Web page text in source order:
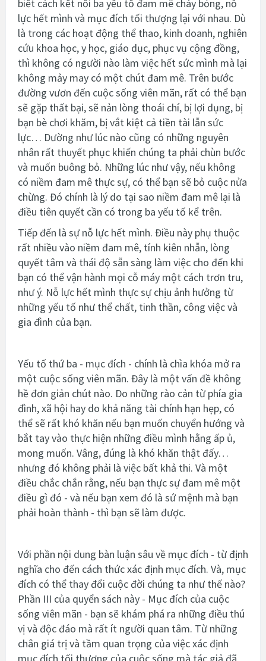
biết cách kết nối ba yếu tố đam mê cháy bỏng, nỗ
lực hết mình và mục đích tối thượng lại với nhau. Dù
là trong các hoạt động thể thao, kinh doanh, nghiên
cứu khoa học, y học, giáo dục, phục vụ cộng đồng,
thì không có người nào làm việc hết sức mình mà lại
không mảy may có một chút đam mê. Trên bước
đường vươn đến cuộc sống viên mãn, rất có thể bạn
sẽ gặp thất bại, sẽ nản lòng thoái chí, bị lợi dụng, bị
bạn bè chơi khăm, bị vắt kiệt cả tiền tài lẫn sức
lực… Dường như lúc nào cũng có những nguyên
nhân rất thuyết phục khiến chúng ta phải chùn bước
và muốn buông bỏ. Những lúc như vậy, nếu không
có niềm đam mê thực sự, có thể bạn sẽ bỏ cuộc nửa
chừng. Đó chính là lý do tại sao niềm đam mê lại là
điều tiên quyết cần có trong ba yếu tố kể trên.
Tiếp đến là sự nỗ lực hết mình. Điều này phụ thuộc
rất nhiều vào niềm đam mê, tính kiên nhẫn, lòng
quyết tâm và thái độ sẵn sàng làm việc cho đến khi
bạn có thể vận hành mọi cỗ máy một cách trơn tru,
như ý. Nỗ lực hết mình thực sự chịu ảnh hưởng từ
những yếu tố như thể chất, tinh thần, công việc và
gia đình của bạn.
Yếu tố thứ ba - mục đích - chính là chìa khóa mở ra
một cuộc sống viên mãn. Đây là một vấn đề không
hề đơn giản chút nào. Do những rào cản từ phía gia
đình, xã hội hay do khả năng tài chính hạn hẹp, có
thể sẽ rất khó khăn nếu bạn muốn chuyển hướng và
bắt tay vào thực hiện những điều mình hằng ấp ủ,
mong muốn. Vâng, đúng là khó khăn thật đấy…
nhưng đó không phải là việc bất khả thi. Và một
điều chắc chắn rằng, nếu bạn thực sự đam mê một
điều gì đó - và nếu bạn xem đó là sứ mệnh mà bạn
phải hoàn thành - thì bạn sẽ làm được.
Với phần nội dung bàn luận sâu về mục đích - từ định
nghĩa cho đến cách thức xác định mục đích. Và, mục
đích có thể thay đổi cuộc đời chúng ta như thế nào?
Phần III của quyển sách này - Mục đích của cuộc
sống viên mãn - bạn sẽ khám phá ra những điều thú
vị và độc đáo mà rất ít người quan tâm. Từ những
chân giá trị và tầm quan trọng của việc xác định
mục đích tối thượng của cuộc sống mà tác giả đã